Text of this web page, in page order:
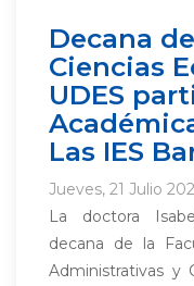
Decana
Ciencias
UDES
Las IES
Jueves, 21 Julio
La doctora
decana de la
Administrativas y